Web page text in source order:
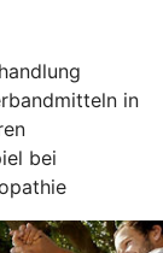
in
bei